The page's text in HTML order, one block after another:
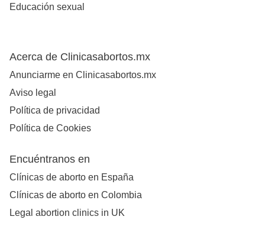
Educación sexual
Acerca de Clinicasabortos.mx
Anunciarme en Clinicasabortos.mx
Aviso legal
Política de privacidad
Política de Cookies
Encuéntranos en
Clínicas de aborto en España
Clínicas de aborto en Colombia
Legal abortion clinics in UK